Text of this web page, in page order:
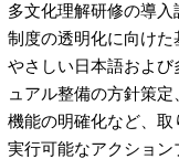
多文化理解研修の導入
制度の透明化に向けた
やさしい日本語および
ュアル整備の方針策定
機能の明確化など、取
実行可能なアクション